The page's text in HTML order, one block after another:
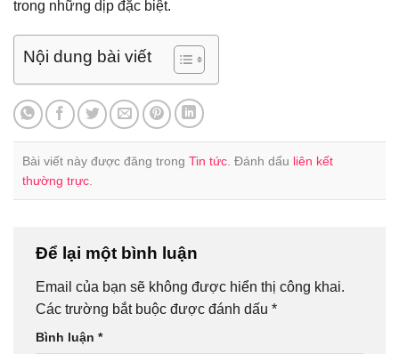
trong những dịp đặc biệt.
Nội dung bài viết
Bài viết này được đăng trong Tin tức. Đánh dấu liên kết
thường trực.
Để lại một bình luận
Email của bạn sẽ không được hiển thị công khai.
Các trường bắt buộc được đánh dấu *
Bình luận *